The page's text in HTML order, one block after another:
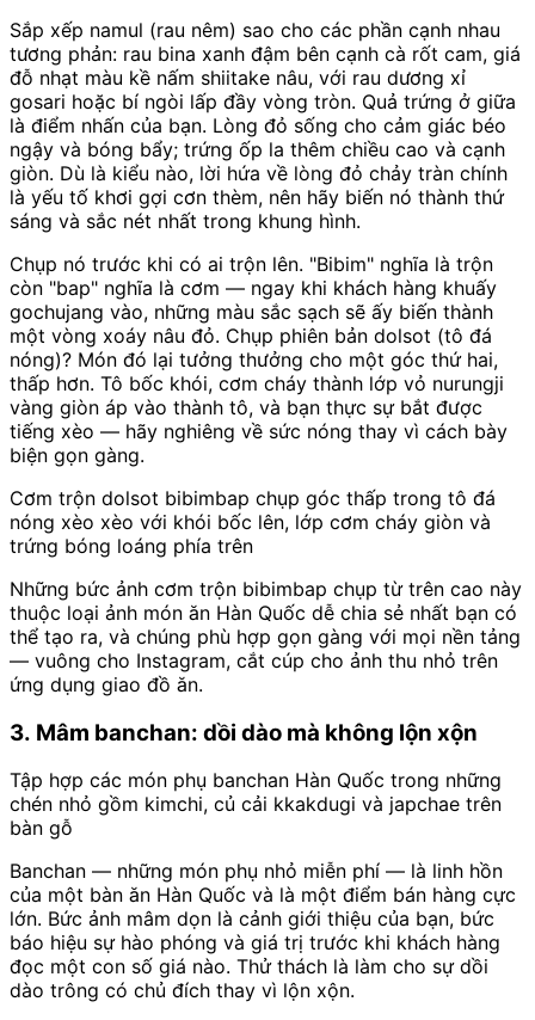
Sắp xếp namul (rau nêm) sao cho các phần cạnh nhau
tương phản: rau bina xanh đậm bên cạnh cà rốt cam, giá
đỗ nhạt màu kề nấm shiitake nâu, với rau dương xỉ
gosari hoặc bí ngòi lấp đầy vòng tròn. Quả trứng ở giữa
là điểm nhấn của bạn. Lòng đỏ sống cho cảm giác béo
ngậy và bóng bẩy; trứng ốp la thêm chiều cao và cạnh
giòn. Dù là kiểu nào, lời hứa về lòng đỏ chảy tràn chính
là yếu tố khơi gợi cơn thèm, nên hãy biến nó thành thứ
sáng và sắc nét nhất trong khung hình.
Chụp nó trước khi có ai trộn lên. "Bibim" nghĩa là trộn
còn "bap" nghĩa là cơm — ngay khi khách hàng khuấy
gochujang vào, những màu sắc sạch sẽ ấy biến thành
một vòng xoáy nâu đỏ. Chụp phiên bản dolsot (tô đá
nóng)? Món đó lại tưởng thưởng cho một góc thứ hai,
thấp hơn. Tô bốc khói, cơm cháy thành lớp vỏ nurungji
vàng giòn áp vào thành tô, và bạn thực sự bắt được
tiếng xèo — hãy nghiêng về sức nóng thay vì cách bày
biện gọn gàng.
Cơm trộn dolsot bibimbap chụp góc thấp trong tô đá
nóng xèo xèo với khói bốc lên, lớp cơm cháy giòn và
trứng bóng loáng phía trên
Những bức ảnh cơm trộn bibimbap chụp từ trên cao này
thuộc loại ảnh món ăn Hàn Quốc dễ chia sẻ nhất bạn có
thể tạo ra, và chúng phù hợp gọn gàng với mọi nền tảng
— vuông cho Instagram, cắt cúp cho ảnh thu nhỏ trên
ứng dụng giao đồ ăn.
3. Mâm banchan: dồi dào mà không lộn xộn
Tập hợp các món phụ banchan Hàn Quốc trong những
chén nhỏ gồm kimchi, củ cải kkakdugi và japchae trên
bàn gỗ
Banchan — những món phụ nhỏ miễn phí — là linh hồn
của một bàn ăn Hàn Quốc và là một điểm bán hàng cực
lớn. Bức ảnh mâm dọn là cảnh giới thiệu của bạn, bức
báo hiệu sự hào phóng và giá trị trước khi khách hàng
đọc một con số giá nào. Thử thách là làm cho sự dồi
dào trông có chủ đích thay vì lộn xộn.